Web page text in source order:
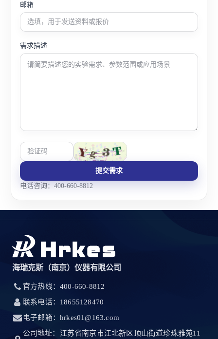
邮箱
需求描述
提交需求
电话咨询：400-660-8812
海瑞克斯（南京）仪器有限公司
官方热线：400-660-8812
联系电话：18655128470
电子邮箱：hrkes01@163.com
公司地址：江苏省南京市江北新区顶山街道珍珠雅苑11